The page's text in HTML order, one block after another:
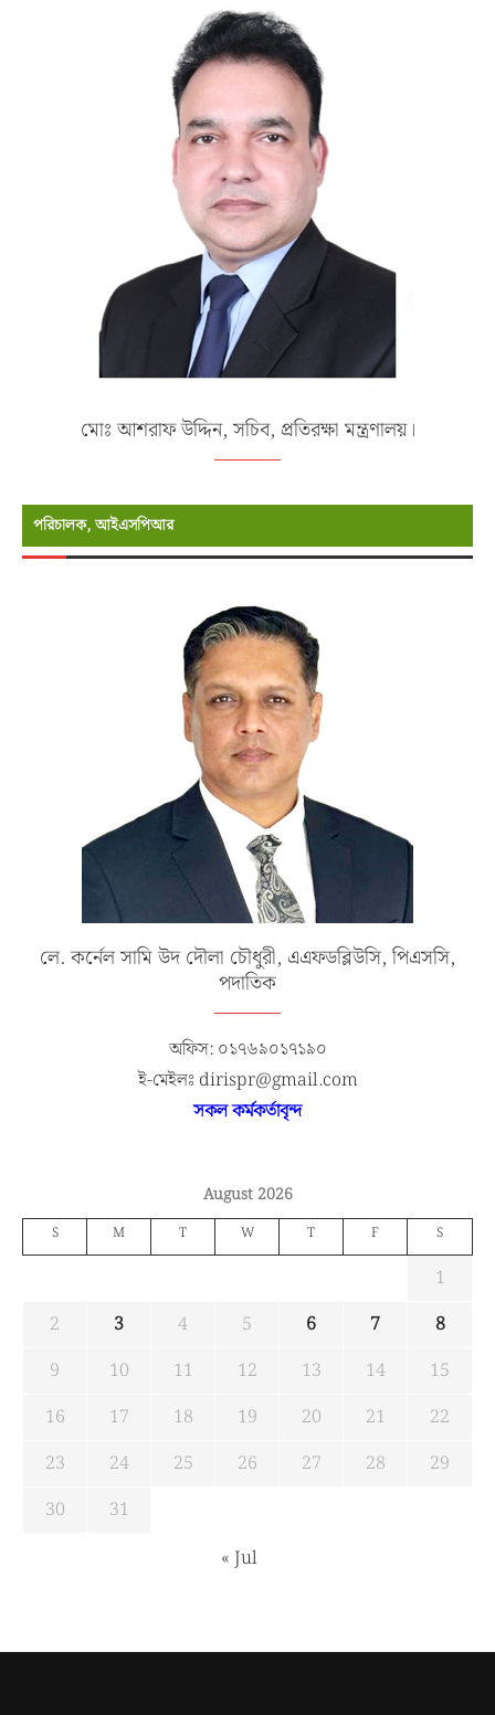
মোঃ আশরাফ উদ্দিন, সচিব, প্রতিরক্ষা মন্ত্রণালয়।
পরিচালক, আইএসপিআর
লে. কর্নেল সামি উদ দৌলা চৌধুরী, এএফডব্লিউসি, পিএসসি,
পদাতিক
অফিস: ০১৭৬৯০১৭১৯০
ই-মেইলঃ dirispr@gmail.com
সকল কর্মকর্তাবৃন্দ
August 2026
S M T W T F S
1
2
3 4 5 6 7
8
9
10 11 12 13 14
15
16
17 18 19 20 21
22
23
24 25 26 27 28
29
30
31
« Jul